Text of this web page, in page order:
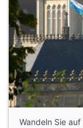
Wandeln Sie